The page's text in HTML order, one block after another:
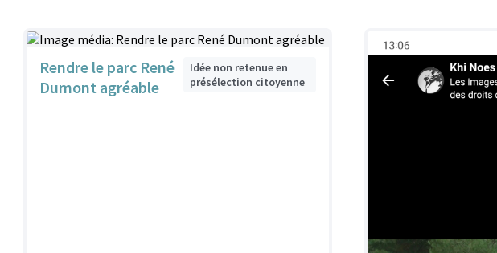
Rendre le parc René
Dumont agréable
Idée non retenue en
présélection citoyenne